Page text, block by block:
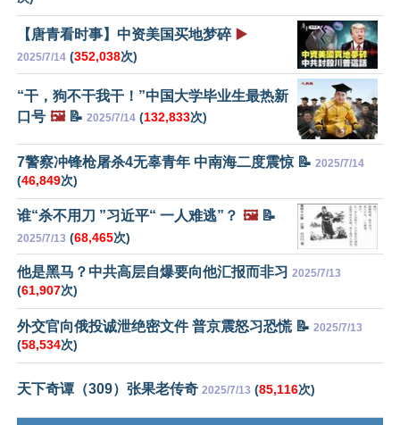
【唐青看时事】中资美国买地梦碎 ▶️
2025/7/14 (352,038次)
“干，狗不干我干！”中国大学毕业生最热新
口号 🖼️📝 2025/7/14 (132,833次)
7警察冲锋枪屠杀4无辜青年 中南海二度震惊 📝 2025/7/14
(46,849次)
谁“杀不用刀 ”习近平“ 一人难逃”？ 🖼️📝
2025/7/13 (68,465次)
他是黑马？中共高层自爆要向他汇报而非习 2025/7/13
(61,907次)
外交官向俄投诚泄绝密文件 普京震怒习恐慌 📝 2025/7/13
(58,534次)
天下奇谭（309）张果老传奇 2025/7/13 (85,116次)